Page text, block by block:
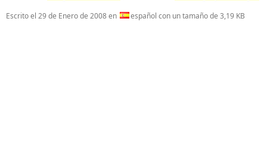
Escrito el 29 de Enero de 2008en español con un tamaño de 3,19 KB